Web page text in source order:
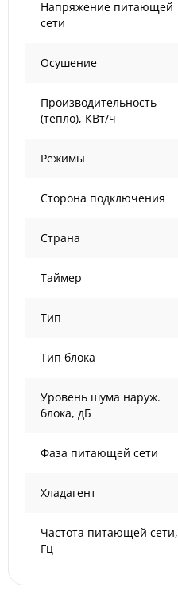
Напряжение питающей
сети
Осушение
Производительность
(тепло), КВт/ч
Режимы
Сторона подключения
Страна
Таймер
Тип
Тип блока
Уровень шума наруж.
блока, дБ
Фаза питающей сети
Хладагент
Частота питающей сети,
Гц